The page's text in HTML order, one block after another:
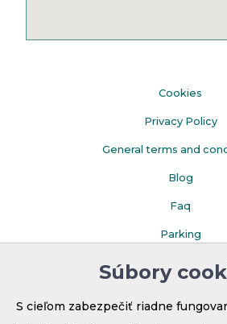
Súbory
S cieľom zabezpečiť riadne
Cookies
Privacy Policy
General terms and
Blog
Faq
Parking